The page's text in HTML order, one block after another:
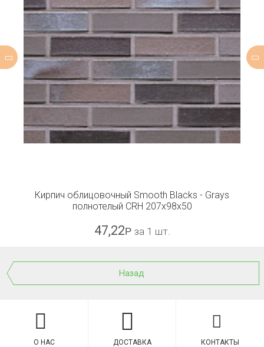
Кирпич облицовочный Smooth Blacks - Grays
полнотелый CRH 207x98x50
47,22Р за 1 шт.
Назад
О НАС ДОСТАВКА КОНТАКТЫ